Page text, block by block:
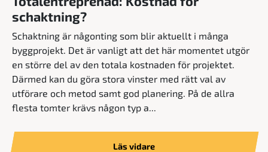
schaktning?
Schaktning är någonting som blir aktuellt i många
byggprojekt. Det är vanligt att det här momentet utgör
en större del av den totala kostnaden för projektet.
Därmed kan du göra stora vinster med rätt val av
utförare och metod samt god planering. På de allra
flesta tomter krävs någon typ a...
Läs vidare